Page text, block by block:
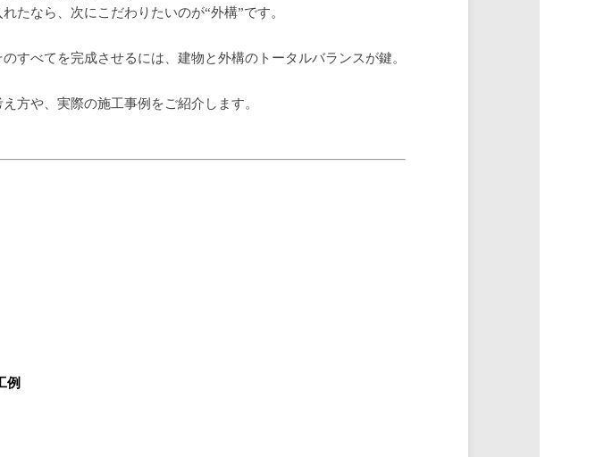
たなら、次にこだわりたいのが“外構”です。
すべてを完成させるには、建物と外構のトータルバランスが鍵。
方や、実際の施工事例をご紹介します。
例